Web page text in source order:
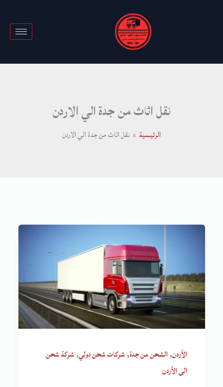
نقل اثاث من جدة الي الاردن
الرئيسية نقل اثاث من جدة الي الاردن
الأردن, الشحن من جدة,شركات شحن دولي,شركة شحن
الى الأردن